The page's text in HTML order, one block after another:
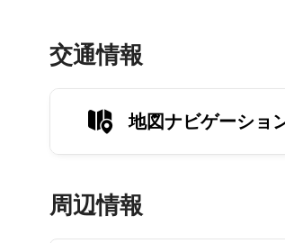
交通情報
地図ナビゲーショ
周辺情報